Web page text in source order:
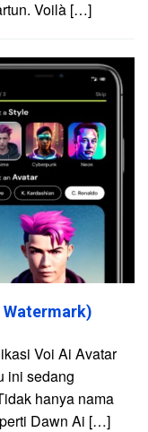
Voilà […]
Watermark)
Voi Ai Avatar
ini sedang
hanya nama
Dawn Ai […]